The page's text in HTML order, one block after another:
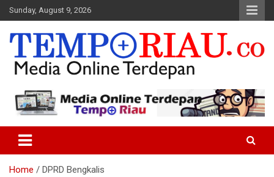
Skip
to
content
Sunday, August 9, 2026
Tempo Riau
Home DPRD Bengkalis